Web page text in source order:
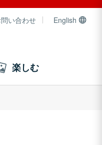
い合わせ English
楽しむ